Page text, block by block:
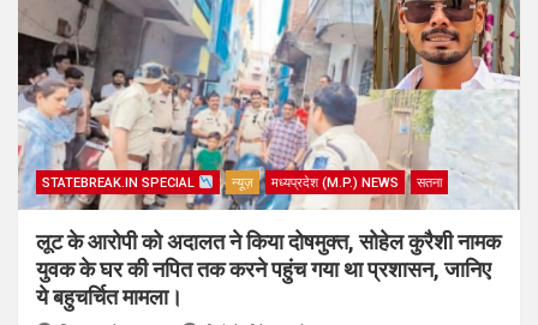
STATEBREAK.IN SPECIAL न्यूज़ मध्यप्रदेश (M.P.) NEWS सतना
लूट के आरोपी को अदालत ने किया दोषमुक्त, सोहेल कुरैशी नामक
युवक के घर की नपित तक करने पहुंच गया था प्रशासन, जानिए
ये बहुचर्चित मामला।